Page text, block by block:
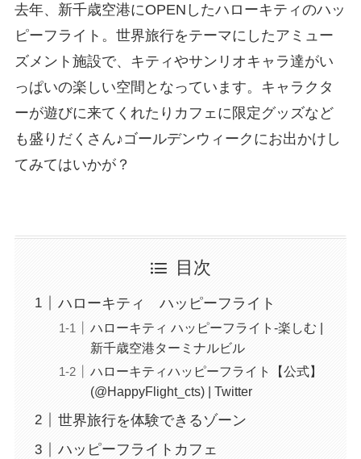
去年、新千歳空港にOPENしたハローキティのハッ
ピーフライト。世界旅行をテーマにしたアミュー
ズメント施設で、キティやサンリオキャラ達がい
っぱいの楽しい空間となっています。キャラクタ
ーが遊びに来てくれたりカフェに限定グッズなど
も盛りだくさん♪ゴールデンウィークにお出かけし
てみてはいかが？
目次
ハローキティ ハッピーフライト
ハローキティ ハッピーフライト-楽しむ |
新千歳空港ターミナルビル
ハローキティハッピーフライト【公式】
(@HappyFlight_cts) | Twitter
世界旅行を体験できるゾーン
ハッピーフライトカフェ